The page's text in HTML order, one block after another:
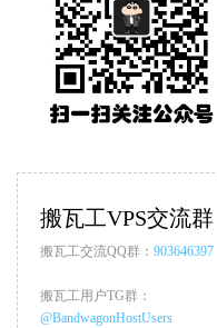
搬瓦工VPS交流群
搬瓦工交流QQ群： 903646397
搬瓦工用户TG群：
@BandwagonHostUsers